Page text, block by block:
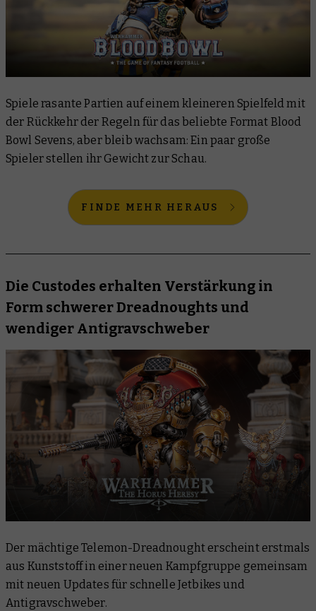
Spiele rasante Partien auf einem kleineren Spielfeld mit
der Rückkehr der Regeln für das beliebte Format Blood
Bowl Sevens, aber bleib wachsam: Ein paar große
Spieler stellen ihr Gewicht zur Schau.
FINDE MEHR HERAUS
Die Custodes erhalten Verstärkung in
Form schwerer Dreadnoughts und
wendiger Antigravschweber
Der mächtige Telemon-Dreadnought erscheint erstmals
aus Kunststoff in einer neuen Kampfgruppe gemeinsam
mit neuen Updates für schnelle Jetbikes und
Antigravschweber.